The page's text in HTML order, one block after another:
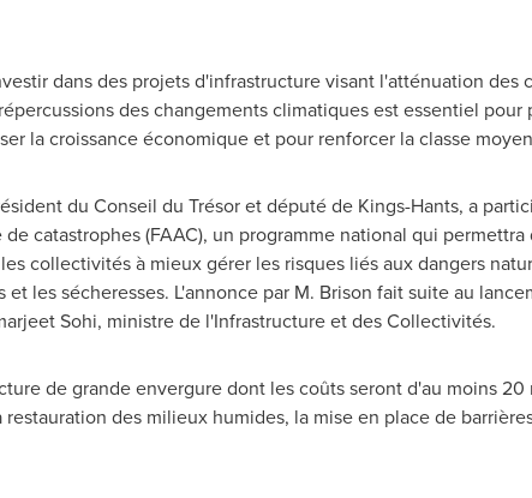
dans des projets d'infrastructure visant l'atténuation des
des changements climatiques est essentiel
la croissance économique et pour renforcer la classe
du Conseil du Trésor et député de Kings-Hants, a
catastrophes (FAAC), un programme national qui
collectivités à mieux gérer les risques liés aux dangers
les sécheresses. L'annonce par M. Brison fait suite au
Sohi, ministre de l'Infrastructure et des Collectivités.
de grande envergure dont les coûts seront d'au moins
des milieux humides, la mise en place de